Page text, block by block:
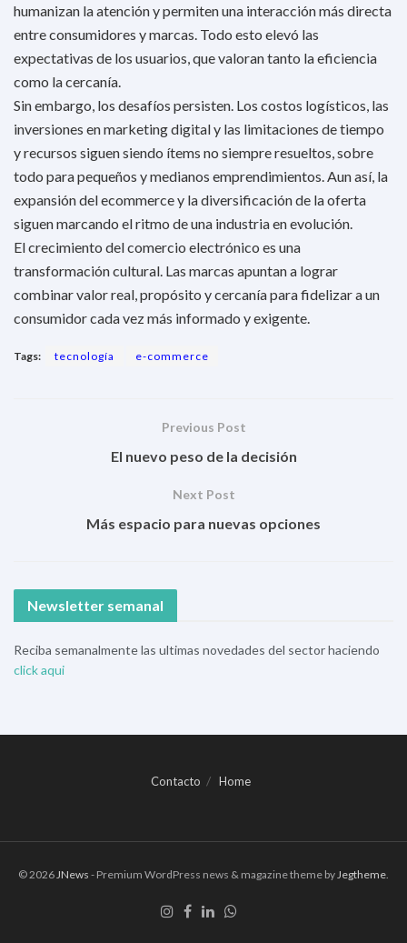
humanizan la atención y permiten una interacción más directa
entre consumidores y marcas. Todo esto elevó las
expectativas de los usuarios, que valoran tanto la eficiencia
como la cercanía.
Sin embargo, los desafíos persisten. Los costos logísticos, las
inversiones en marketing digital y las limitaciones de tiempo
y recursos siguen siendo ítems no siempre resueltos, sobre
todo para pequeños y medianos emprendimientos. Aun así, la
expansión del ecommerce y la diversificación de la oferta
siguen marcando el ritmo de una industria en evolución.
El crecimiento del comercio electrónico es una
transformación cultural. Las marcas apuntan a lograr
combinar valor real, propósito y cercanía para fidelizar a un
consumidor cada vez más informado y exigente.
Tags: tecnología e-commerce
Previous Post
El nuevo peso de la decisión
Next Post
Más espacio para nuevas opciones
Newsletter semanal
Reciba semanalmente las ultimas novedades del sector haciendo
click aqui
Contacto Home
© 2026 JNews - Premium WordPress news & magazine theme by Jegtheme